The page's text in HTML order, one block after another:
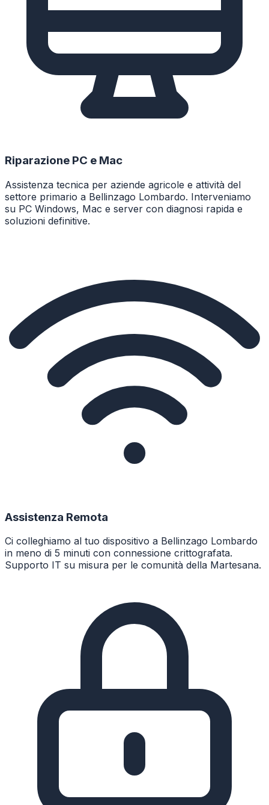
Riparazione PC e Mac
Assistenza tecnica per aziende agricole e attività del
settore primario a Bellinzago Lombardo. Interveniamo
su PC Windows, Mac e server con diagnosi rapida e
soluzioni definitive.
Assistenza Remota
Ci colleghiamo al tuo dispositivo a Bellinzago Lombardo
in meno di 5 minuti con connessione crittografata.
Supporto IT su misura per le comunità della Martesana.